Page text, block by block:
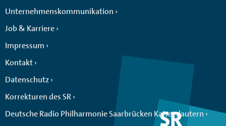
Unternehmenskommunikation
Job & Karriere
Impressum
Kontakt
Datenschutz
Korrekturen des SR
Deutsche Radio Philharmonie Saarbrücken Kaiserslautern